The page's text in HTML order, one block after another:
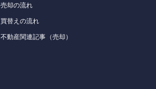
売却の流れ
買替えの流れ
不動産関連記事（売却）